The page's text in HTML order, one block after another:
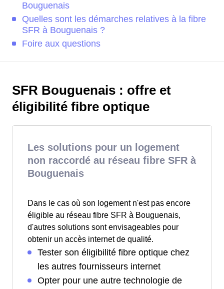
Bouguenais
Quelles sont les démarches relatives à la fibre
SFR à Bouguenais ?
Foire aux questions
SFR Bouguenais : offre et
éligibilité fibre optique
Les solutions pour un logement
non raccordé au réseau fibre SFR à
Bouguenais
Dans le cas où son logement n'est pas encore
éligible au réseau fibre SFR à Bouguenais,
d'autres solutions sont envisageables pour
obtenir un accès internet de qualité.
Tester son éligibilité fibre optique chez
les autres fournisseurs internet
Opter pour une autre technologie de